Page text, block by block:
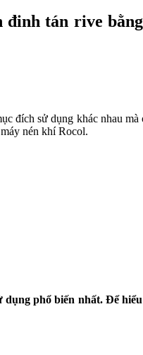
tán rive
đích sử dụng khác nhau mà
nén khí Rocol.
dụng phổ biến nhất. Để